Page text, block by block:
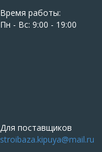
Время работы:
Пн - Вс: 9:00 - 19:00
Для поставщиков
stroibaza.kipuya@mail.ru